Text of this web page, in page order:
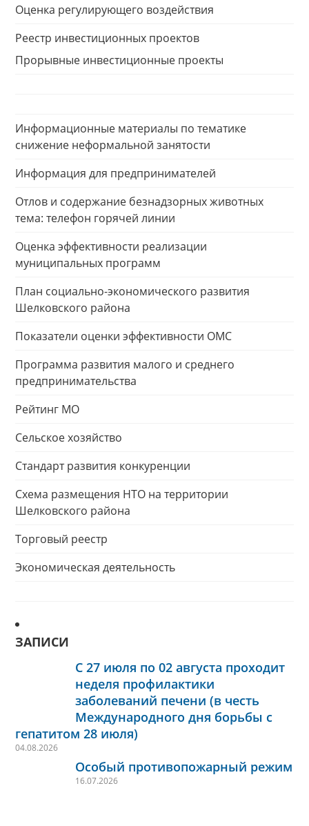
Оценка регулирующего воздействия
Реестр инвестиционных проектов
Прорывные инвестиционные проекты
Информационные материалы по тематике
снижение неформальной занятости
Информация для предпринимателей
Отлов и содержание безнадзорных животных
тема: телефон горячей линии
Оценка эффективности реализации
муниципальных программ
План социально-экономического развития
Шелковского района
Показатели оценки эффективности ОМС
Программа развития малого и среднего
предпринимательства
Рейтинг МО
Сельское хозяйство
Стандарт развития конкуренции
Схема размещения НТО на территории
Шелковского района
Торговый реестр
Экономическая деятельность
ЗАПИСИ
С 27 июля по 02 августа проходит
неделя профилактики
заболеваний печени (в честь
Международного дня борьбы с
гепатитом 28 июля)
04.08.2026
Особый противопожарный режим
16.07.2026